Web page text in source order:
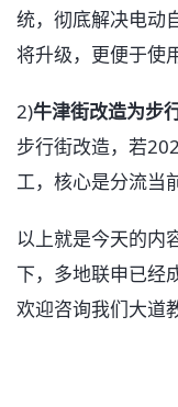
统，彻底解决电动
将升级，更便于使
2)牛津街改造为步
步行街改造，若
工，核心是分流当
以上就是今天的内
下，多地联申已经
欢迎咨询我们大道